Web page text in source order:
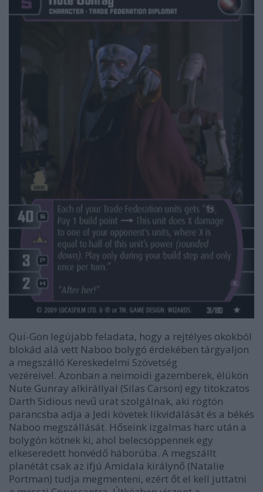
Qui-Gon legújabb feladata, hogy a rejtélyes okokból
blokád alá vett Naboo bolygó érdekében tárgyaljon
a megszálló Kereskedelmi Szövetség
vezéreivel. Azonban a neimoidi gazemberek, élükön
Nute Gunray alkirállyal (Silas Carson) egy titokzatos
Darth Sidious nevű urat szolgálnak, aki rögtön
parancsba adja a Jedi követek likvidálását és a békés
Naboo megszállását. Hőseink izgalmas harc után a
bolygón kötnek ki, ahol belecsöppennek egy
elkeseredett honvédő háborúba. A megszállt
planétát csak az ifjú Amidala királynő (Natalie
Portman) tudja megmenteni, ezért őt el kell juttatni